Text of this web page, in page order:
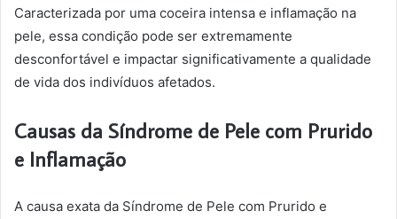
Caracterizada por uma coceira intensa e inflamação na
pele, essa condição pode ser extremamente
desconfortável e impactar significativamente a qualidade
de vida dos indivíduos afetados.
Causas da Síndrome de Pele com Prurido
e Inflamação
A causa exata da Síndrome de Pele com Prurido e